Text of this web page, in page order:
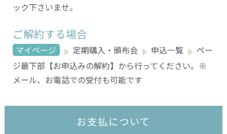
ック下さいませ。
ご解約する場合
マイページ 定期購入・頒布会 申込一覧
ペー
ジ最下部【お申込みの解約】から行ってください。※
メール、お電話での受付も可能です
お支払について